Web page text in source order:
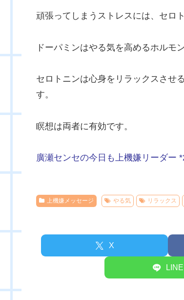
頑張ってしまうストレスには、セロト
ドーパミンはやる気を高めるホルモ
セロトニンは心身をリラックスさせ
す。
瞑想は両者に有効です。
廣瀬センセの今日も上機嫌リーダー
上機嫌メッセージ やる気 リラックス
X
LINE